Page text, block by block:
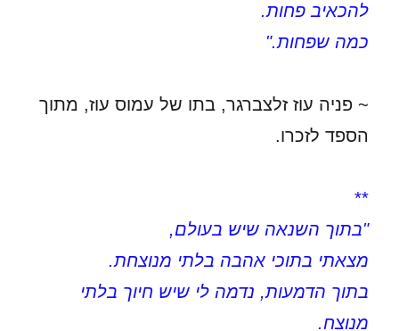
להכאיב פחות.
כמה שפחות."
~ פניה עוז זלצברגר, בתו של עמוס עוז, מתוך
הספד לזכרו.
**
"בתוך השנאה שיש בעולם,
מצאתי בתוכי אהבה בלתי מנוצחת.
בתוך הדמעות, נדמה לי שיש חיוך בלתי
מנוצח.